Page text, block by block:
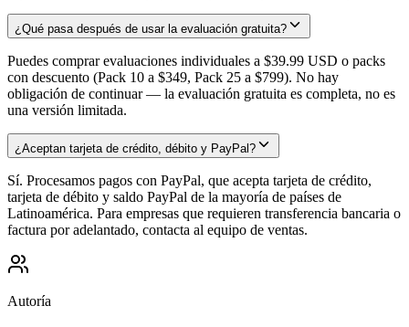
¿Qué pasa después de usar la evaluación gratuita?
Puedes comprar evaluaciones individuales a $39.99 USD o packs
con descuento (Pack 10 a $349, Pack 25 a $799). No hay
obligación de continuar — la evaluación gratuita es completa, no es
una versión limitada.
¿Aceptan tarjeta de crédito, débito y PayPal?
Sí. Procesamos pagos con PayPal, que acepta tarjeta de crédito,
tarjeta de débito y saldo PayPal de la mayoría de países de
Latinoamérica. Para empresas que requieren transferencia bancaria o
factura por adelantado, contacta al equipo de ventas.
Autoría